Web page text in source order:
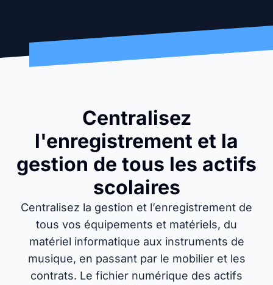
Centralisez
l'enregistrement et la
gestion de tous les actifs
scolaires
Centralisez la gestion et l’enregistrement de
tous vos équipements et matériels, du
matériel informatique aux instruments de
musique, en passant par le mobilier et les
contrats. Le fichier numérique des actifs